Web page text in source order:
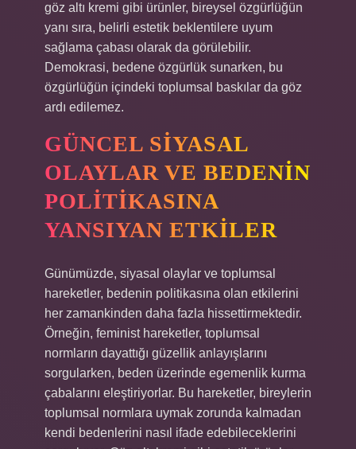
göz altı kremi gibi ürünler, bireysel özgürlüğün
yanı sıra, belirli estetik beklentilere uyum
sağlama çabası olarak da görülebilir.
Demokrasi, bedene özgürlük sunarken, bu
özgürlüğün içindeki toplumsal baskılar da göz
ardı edilemez.
GÜNCEL SIYASAL
OLAYLAR VE BEDENIN
POLITIKASINA
YANSIYAN ETKILER
Günümüzde, siyasal olaylar ve toplumsal
hareketler, bedenin politikasına olan etkilerini
her zamankinden daha fazla hissettirmektedir.
Örneğin, feminist hareketler, toplumsal
normların dayattığı güzellik anlayışlarını
sorgularken, beden üzerinde egemenlik kurma
çabalarını eleştiriyorlar. Bu hareketler, bireylerin
toplumsal normlara uymak zorunda kalmadan
kendi bedenlerini nasıl ifade edebileceklerini